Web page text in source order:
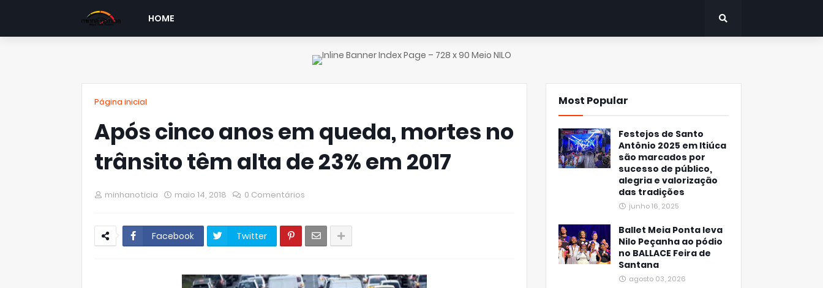
HOME
Página inicial
Após cinco anos em queda, mortes no
trânsito têm alta de 23% em 2017
minhanoticia maio 14, 2018 0 Comentários
Facebook Twitter
Most Popular
Festejos de Santo
Antônio 2025 em Itiúca
são marcados por
sucesso de público,
alegria e valorização
das tradições
junho 16, 2025
Ballet Meia Ponta leva
Nilo Peçanha ao pódio
no BALLACE Feira de
Santana
agosto 03, 2026